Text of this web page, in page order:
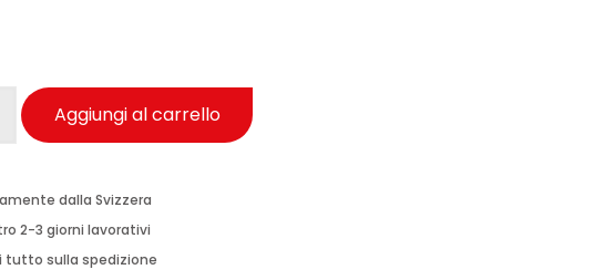
Aggiungi al carrello
dalla Svizzera
2-3 giorni lavorativi
tutto sulla spedizione